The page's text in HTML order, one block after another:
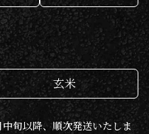
玄米
旬以降、順次発送いたしま